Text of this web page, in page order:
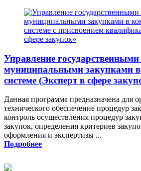
Управление
муниципальными закупками
системе (Эксперт в сфере
Данная программа предназначена для
технического обеспечение процедур
контроль осуществления процедур
закупок, определения критериев
оформления и экспертизы ...
Подробнее